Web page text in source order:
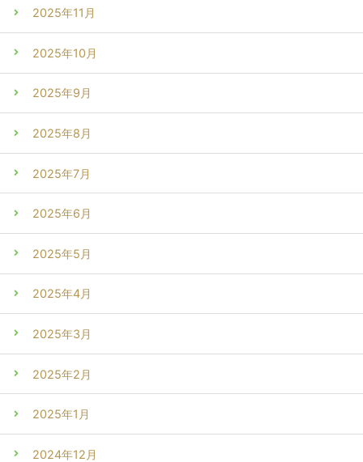
2025年11月
2025年10月
2025年9月
2025年8月
2025年7月
2025年6月
2025年5月
2025年4月
2025年3月
2025年2月
2025年1月
2024年12月